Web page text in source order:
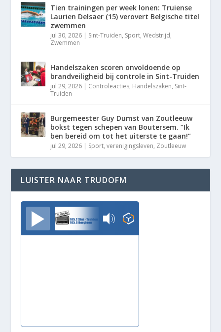
Tien trainingen per week lonen: Truiense
Laurien Delsaer (15) verovert Belgische titel
zwemmen
jul 30, 2026 | Sint-Truiden, Sport,Wedstrijd,
Zwemmen
Handelszaken scoren onvoldoende op
brandveiligheid bij controle in Sint-Truiden
jul 29, 2026 | Controleacties, Handelszaken, Sint-
Truiden
Burgemeester Guy Dumst van Zoutleeuw
bokst tegen schepen van Boutersem. “Ik
ben bereid om tot het uiterste te gaan!”
jul 29, 2026 | Sport,verenigingsleven, Zoutleeuw
LUISTER NAAR TRUDOFM
TrudoFM